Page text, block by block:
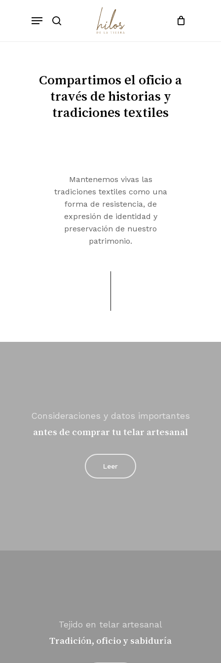
search
Menu
Compartimos el oficio a
través de historias y
tradiciones textiles
Mantenemos vivas las
tradiciones textiles como una
forma de resistencia, de
expresión de identidad y
preservación de nuestro
patrimonio.
Consideraciones y datos importantes
antes de comprar tu telar artesanal
Leer
Tejido en telar artesanal
Tradición, oficio y sabiduría